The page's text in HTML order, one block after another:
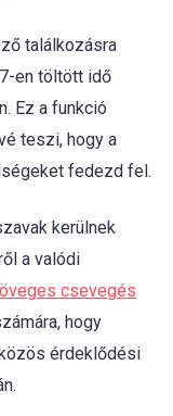
találkozásra
en töltött idő
Ez a funkció
teszi, hogy a
fedezd fel.
kerülnek
a valódi
csevegés
hogy
érdeklődési